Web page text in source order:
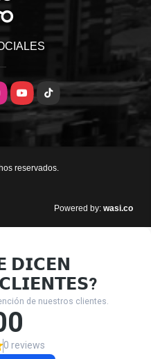
YouTubeTikTok
reservados.
Powered by: wasi.co